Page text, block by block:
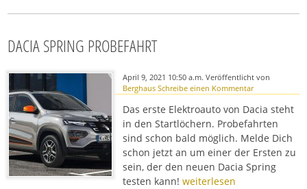
DACIA SPRING PROBEFAHRT
April 9, 2021 10:50 a.m. Veröffentlicht von
Berghaus Schreibe einen Kommentar
Das erste Elektroauto von Dacia steht
in den Startlöchern. Probefahrten
sind schon bald möglich. Melde Dich
schon jetzt an um einer der Ersten zu
sein, der den neuen Dacia Spring
testen kann!weiterlesen